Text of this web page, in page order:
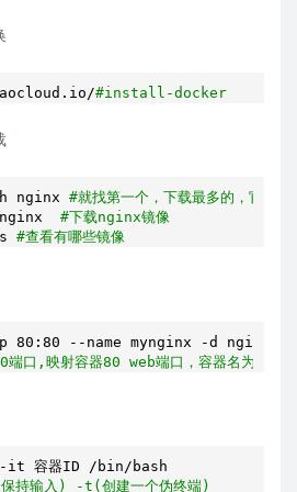
#install-docker
nginx #就找第一个，下载最多的，官方镜
#下载nginx镜像
#查看有哪些镜像
端口,映射容器80 web端口，容器名为
输入) -t(创建一个伪终端)